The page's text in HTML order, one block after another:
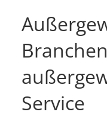
Service